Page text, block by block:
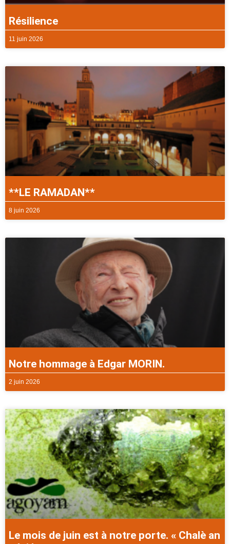
Résilience
11 juin 2026
**LE RAMADAN**
8 juin 2026
Notre hommage à Edgar MORIN.
2 juin 2026
Le mois de juin est à notre porte. « Chalè an